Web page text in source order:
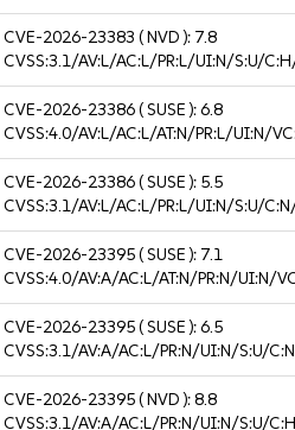
CVE-2026-23383 ( NVD ): 7.8
CVSS:3.1/AV:L/AC:L/PR:L/UI:N/S:U/
CVE-2026-23386( SUSE ):6.8
CVSS:4.0/AV:L/AC:L/AT:N/PR:L/UI:N/
CVE-2026-23386( SUSE ): 5.5
CVSS:3.1/AV:L/AC:L/PR:L/UI:N/S:U/
CVE-2026-23395( SUSE ): 7.1
CVSS:4.0/AV:A/AC:L/AT:N/PR:N/UI:N/
CVE-2026-23395( SUSE ):6.5
CVSS:3.1/AV:A/AC:L/PR:N/UI:N/S:U/
CVE-2026-23395( NVD ):8.8
CVSS:3.1/AV:A/AC:L/PR:N/UI:N/S:U/